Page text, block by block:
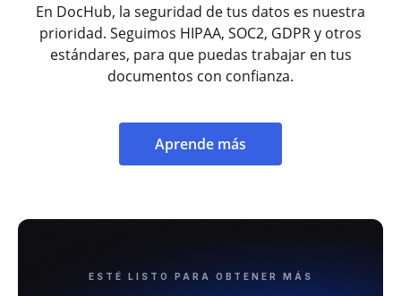
En DocHub, la seguridad de tus datos es nuestra
prioridad. Seguimos HIPAA, SOC2, GDPR y otros
estándares, para que puedas trabajar en tus
documentos con confianza.
Aprende más
ESTÉ LISTO PARA OBTENER MÁS